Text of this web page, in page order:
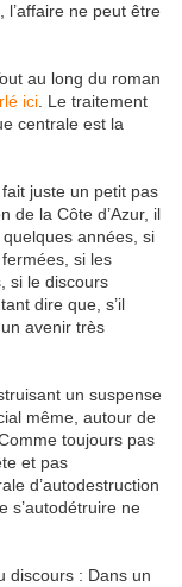
ne peut être
au long du roman
ici . Le traitement
centrale est la
juste un petit pas
de la Côte d’Azur, il
années, si
si les
si le discours
dire que, s’il
avenir très
un suspense
même, autour de
toujours pas
et pas
d’autodestruction
s’autodétruire ne
discours : Dans un